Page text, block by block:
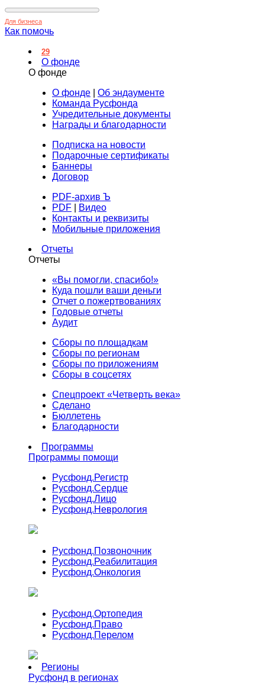
Для бизнеса
Как помочь
29
О фонде
О фонде
О фонде
Об эндаументе
Команда Русфонда
Учредительные документы
Награды и благодарности
Подписка на новости
Подарочные сертификаты
Баннеры
Договор
PDF-архив Ъ
PDF
Видео
Контакты и реквизиты
Мобильные приложения
Отчеты
Отчеты
«Вы помогли, спасибо!»
Куда пошли ваши деньги
Отчет о пожертвованиях
Годовые отчеты
Аудит
Сборы по площадкам
Сборы по регионам
Сборы по приложениям
Сборы в соцсетях
Спецпроект «Четверть века»
Сделано
Бюллетень
Благодарности
Программы
Программы помощи
Русфонд.Регистр
Русфонд.Сердце
Русфонд.Лицо
Русфонд.Неврология
Русфонд.Позвоночник
Русфонд.Реабилитация
Русфонд.Онкология
Русфонд.Ортопедия
Русфонд.Право
Русфонд.Перелом
Регионы
Русфонд в регионах